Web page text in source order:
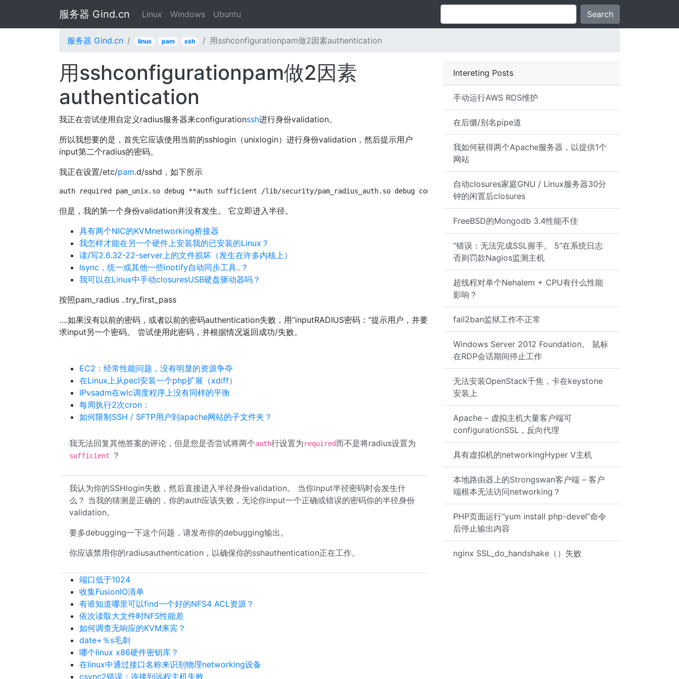
服务器 Gind.cn Linux Windows Ubuntu Search
服务器 Gind.cn linux pam ssh 用sshconfigurationpam做2因素authentication
Intereting Posts
手动运行AWS RDS维护
在后缀/别名pipe道
我如何获得两个Apache服务器，以提供1个
网站
自动closures家庭GNU / Linux服务器30分
钟的闲置后closures
FreeBSD的Mongodb 3.4性能不佳
“错误：无法完成SSL握手。 5“在系统日志
否则罚款Nagios监测主机
超线程对单个Nehalem + CPU有什么性能
影响？
fail2ban监狱工作不正常
Windows Server 2012 Foundation。 鼠标
在RDP会话期间停止工作
无法安装OpenStack千焦，卡在keystone
安装上
Apache – 虚拟主机大量客户端可
configurationSSL，反向代理
具有虚拟机的networkingHyper V主机
本地路由器上的Strongswan客户端 – 客户
端根本无法访问networking？
PHP页面运行“yum install php-devel”命令
后停止输出内容
nginx SSL_do_handshake（）失败
用sshconfigurationpam做2因素
authentication
我正在尝试使用自定义radius服务器来configurationssh进行身份validation。
所以我想要的是，首先它应该使用当前的sshlogin（unixlogin）进行身份validation，然后提示用户
input第二个radius的密码。
我正在设置/etc/pam.d/sshd，如下所示
auth required pam_unix.so debug **auth sufficient /lib/security/pam_radius_auth.so debug conf=/home/pam_radius try_first_pass**
但是，我的第一个身份validation并没有发生。 它立即进入半径。
具有两个NIC的KVMnetworking桥接器
我怎样才能在另一个硬件上安装我的已安装的Linux？
读/写2.6.32-22-server上的文件损坏（发生在许多内核上）
lsync，统一或其他一些inotify自动同步工具..？
我可以在Linux中手动closuresUSB硬盘驱动器吗？
按照pam_radius ..try_first_pass
….如果没有以前的密码，或者以前的密码authentication失败，用“inputRADIUS密码：”提示用户，并要
求input另一个密码。 尝试使用此密码，并根据情况返回成功/失败。
EC2：经常性能问题，没有明显的资源争夺
在Linux上从pecl安装一个php扩展（xdiff）
IPvsadm在wlc调度程序上没有同样的平衡
每周执行2次cron：
如何限制SSH / SFTP用户到apache网站的子文件夹？
我无法回复其他答案的评论，但是您是否尝试将两个auth行设置为required而不是将radius设置为
sufficient ？
我认为你的SSHlogin失败，然后直接进入半径身份validation。 当你input半径密码时会发生什
么？ 当我的猜测是正确的，你的auth应该失败，无论你input一个正确或错误的密码你的半径身份
validation。
要多debugging一下这个问题，请发布你的debugging输出。
你应该禁用你的radiusauthentication，以确保你的sshauthentication正在工作。
端口低于1024
收集FusionIO清单
有谁知道哪里可以find一个好的NFS4 ACL资源？
依次读取大文件时NFS性能差
如何调查无响应的KVM来宾？
date+％s毛刺
哪个linux x86硬件密钥库？
在linux中通过接口名称来识别物理networking设备
csync2错误：连接到远程主机失败